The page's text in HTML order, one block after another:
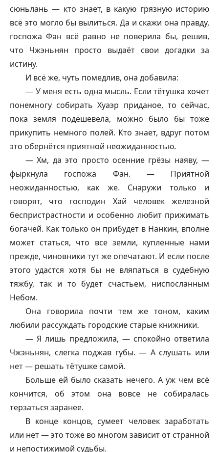
сюньлань — кто знает, в какую грязную историю
всё это могло бы вылиться. Да и скажи она правду,
госпожа Фан всё равно не поверила бы, решив,
что Чжэньнян просто выдаёт свои догадки за
истину.
И всё же, чуть помедлив, она добавила:
— У меня есть одна мысль. Если тётушка хочет
понемногу собирать Хуаэр приданое, то сейчас,
пока земля подешевела, можно было бы тоже
прикупить немного полей. Кто знает, вдруг потом
это обернётся приятной неожиданностью.
— Хм, да это просто осенние грёзы наяву, —
фыркнула госпожа Фан. — Приятной
неожиданностью, как же. Снаружи только и
говорят, что господин Хай человек железной
беспристрастности и особенно любит прижимать
богачей. Как только он прибудет в Нанкин, вполне
может статься, что все земли, купленные нами
прежде, чиновники тут же опечатают. И если после
этого удастся хотя бы не вляпаться в судебную
тяжбу, так и то будет счастьем, ниспосланным
Небом.
Она говорила почти тем же тоном, каким
любили рассуждать городские старые книжники.
— Я лишь предложила, — спокойно ответила
Чжэньнян, слегка поджав губы. — А слушать или
нет — решать тётушке самой.
Больше ей было сказать нечего. А уж чем всё
кончится, об этом она вовсе не собиралась
терзаться заранее.
В конце концов, сумеет человек заработать
или нет — это тоже во многом зависит от странной
и непостижимой судьбы.